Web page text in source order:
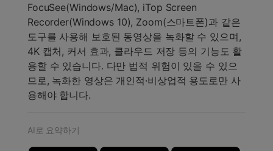
FocuSee(Windows/Mac), iTop Screen
Recorder(Windows 10), Zoom(스마트폰)과 같은
도구를 사용해 보호된 동영상을 녹화할 수 있으며,
4K 캡처, 커서 효과, 클라우드 저장 등의 기능도 활
용할 수 있습니다. 다만 법적 위험이 있을 수 있으
므로, 녹화한 영상은 개인적·비상업적 용도로만 사
용해야 합니다.
AI로 요약하기